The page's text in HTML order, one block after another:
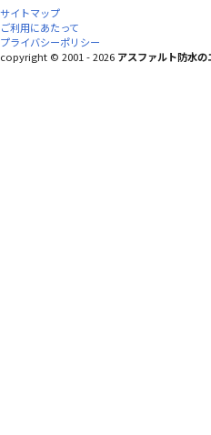
サイトマップ
ご利用にあたって
プライバシーポリシー
copyright © 2001 - 2026 アスファルト防水